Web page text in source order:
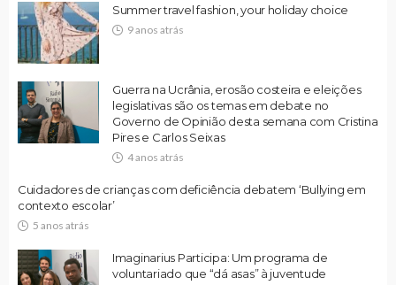
Summer travel fashion, your holiday choice
9 anos atrás
Guerra na Ucrânia, erosão costeira e eleições
legislativas são os temas em debate no
Governo de Opinião desta semana com Cristina
Pires e Carlos Seixas
4 anos atrás
Cuidadores de crianças com deficiência debatem ‘Bullying em
contexto escolar’
5 anos atrás
Imaginarius Participa: Um programa de
voluntariado que “dá asas” à juventude